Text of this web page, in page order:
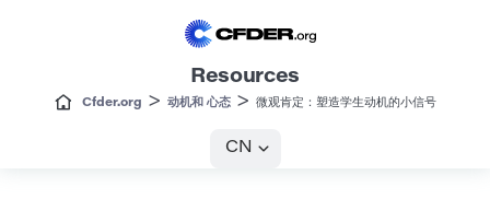
Resources
Cfder.org > 动机和 心态> 微观肯定：塑造学生动机的小信号
CN